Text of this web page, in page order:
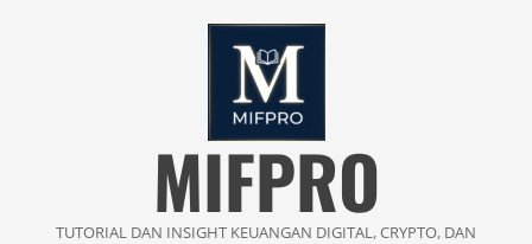
MIFPRO
TUTORIAL DAN INSIGHT KEUANGAN DIGITAL, CRYPTO, DAN